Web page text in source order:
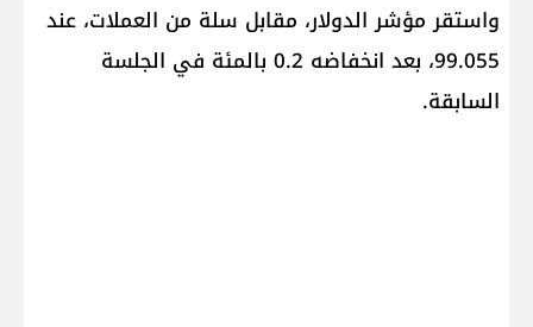
واستقر مؤشر الدولار، مقابل سلة من العملات، عند
99.055، بعد انخفاضه 0.2 بالمئة في الجلسة
السابقة.